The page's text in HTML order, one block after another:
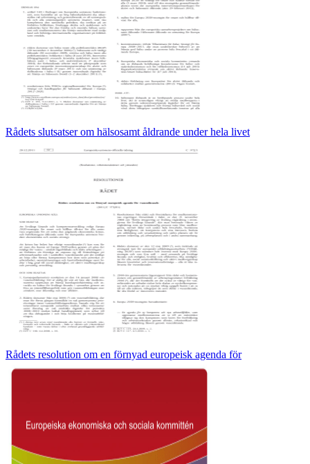
Rådets slutsatser om hälsosamt åldrande under hela livet
Rådets resolution om en förnyad europeisk agenda för